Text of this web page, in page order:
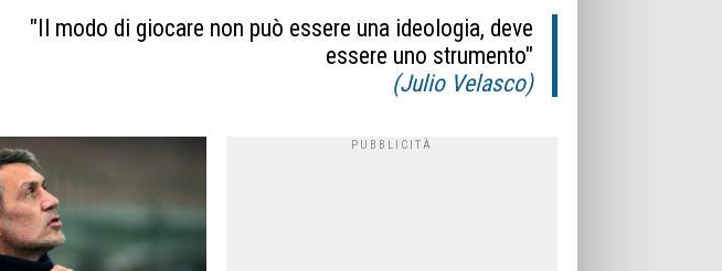
"Il modo di giocare non può essere una ideologia, deve
essere uno strumento"
(Julio Velasco)